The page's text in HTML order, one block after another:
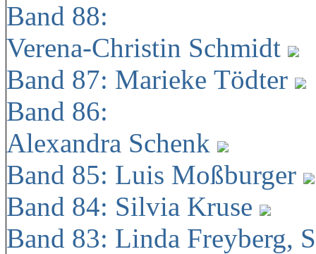
Band 88:
Verena-Christin Schmidt
Band 87: Marieke Tödter
Band 86:
Alexandra Schenk
Band 85: Luis Moßburger
Band 84: Silvia Kruse
Band 83: Linda Freyberg,